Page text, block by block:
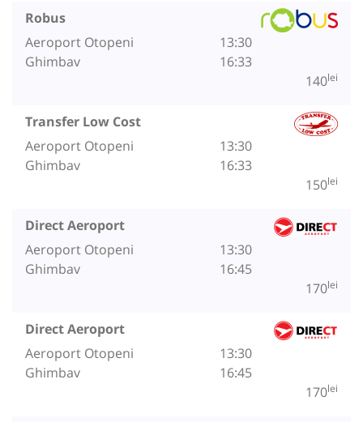
Robus
Aeroport Otopeni
Ghimbav
13:30
16:33
140lei
Transfer Low Cost
Aeroport Otopeni
Ghimbav
13:30
16:33
150lei
Direct Aeroport
Aeroport Otopeni
Ghimbav
13:30
16:45
170lei
Direct Aeroport
Aeroport Otopeni
Ghimbav
13:30
16:45
170lei